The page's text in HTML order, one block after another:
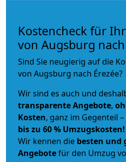
Kostencheck für
von Augsburg nach
Sind Sie neugierig auf die
von Augsburg nach Érezée?
Wir sind es auch und
transparente Angebote,
Kosten, ganz im Gegenteil
bis zu 60 % Umzugskosten!
Wir kennen die besten und
Angebotefür den Umzug